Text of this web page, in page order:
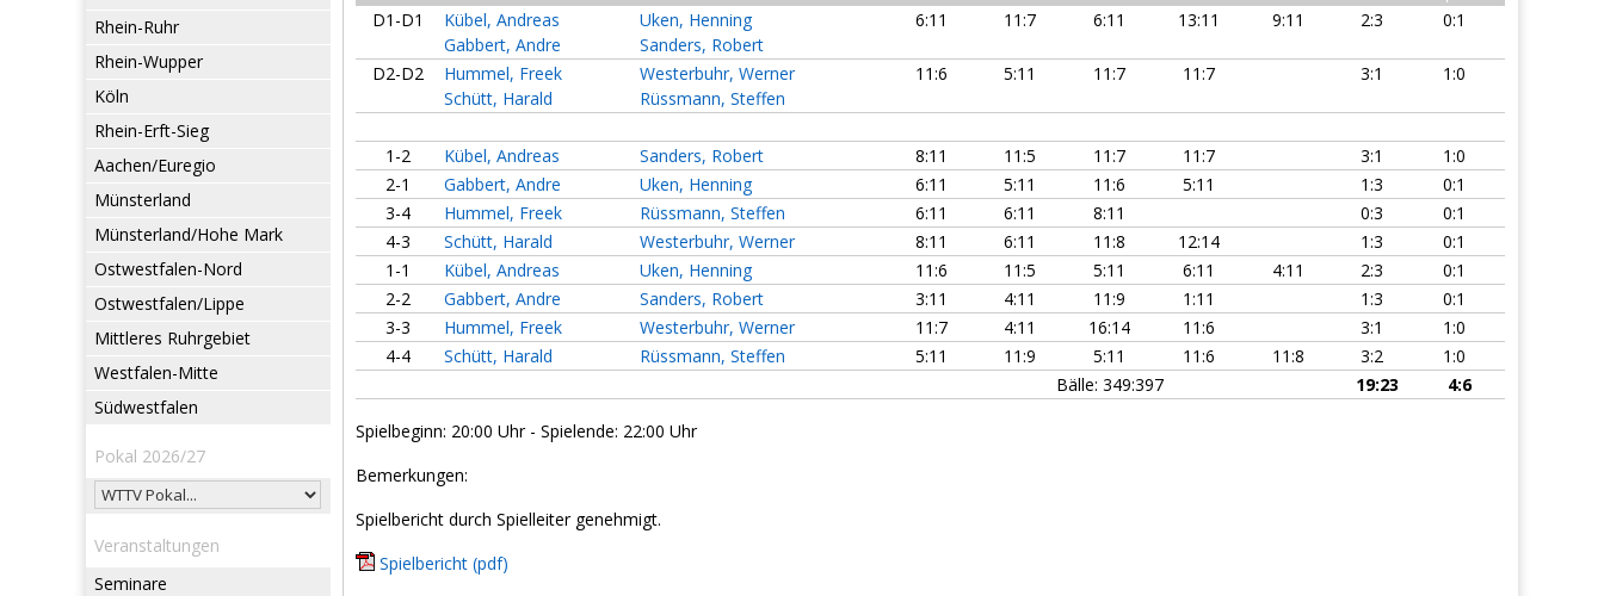
Rhein-Ruhr
Rhein-Wupper
Köln
Rhein-Erft-Sieg
Aachen/Euregio
Münsterland
Münsterland/Hohe Mark
Ostwestfalen-Nord
Ostwestfalen/Lippe
Mittleres Ruhrgebiet
Westfalen-Mitte
Südwestfalen
Pokal 2026/27
Veranstaltungen
Seminare
D1-D1
Kübel, Andreas
Gabbert, Andre
Uken, Henning
Sanders, Robert
6:11 11:7 6:11 13:11 9:11 2:3 0:1
D2-D2
Hummel, Freek
Schütt, Harald
Westerbuhr, Werner
Rüssmann, Steffen
11:6 5:11 11:7 11:7 3:1 1:0
1-2 Kübel, Andreas Sanders, Robert 8:11 11:5 11:7 11:7 3:1
1:0
2-1
Gabbert, Andre Uken, Henning 6:11 5:11 11:6 5:11 1:3
0:1
3-4
Hummel, Freek Rüssmann, Steffen 6:11 6:11 8:11 0:3
0:1
4-3
Schütt, Harald Westerbuhr, Werner 8:11 6:11 11:8 12:14 1:3
0:1
1-1
Kübel, Andreas Uken, Henning 11:6 11:5 5:11 6:11 4:11 2:3
0:1
2-2
Gabbert, Andre Sanders, Robert 3:11 4:11 11:9 1:11 1:3
0:1
3-3
Hummel, Freek Westerbuhr, Werner 11:7 4:11 16:14 11:6 3:1
1:0
4-4
Schütt, Harald Rüssmann, Steffen 5:11 11:9 5:11 11:6 11:8 3:2
1:0
Bälle: 349:397
19:23 4:6
Spielbeginn: 20:00 Uhr - Spielende: 22:00 Uhr
Bemerkungen:
Spielbericht durch Spielleiter genehmigt.
Spielbericht (pdf)